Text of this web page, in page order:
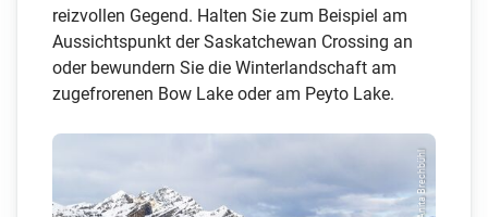
reizvollen Gegend. Halten Sie zum Beispiel am
Aussichtspunkt der Saskatchewan Crossing an
oder bewundern Sie die Winterlandschaft am
zugefrorenen Bow Lake oder am Peyto Lake.
© Anita Brechbühl